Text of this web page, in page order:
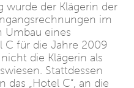
wurde der Klägerin der
im
Umbau eines
C für die Jahre 2009
die Klägerin als
Stattdessen
das „Hotel C“, an die